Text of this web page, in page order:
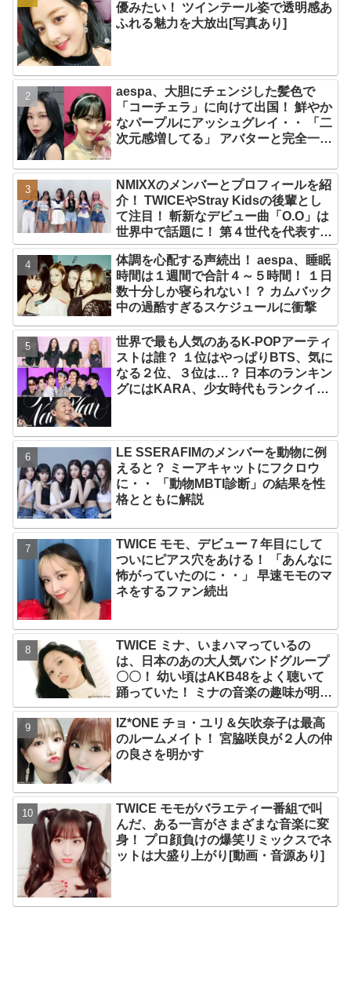
優みたい！ ツインテール姿で透明感あ
ふれる魅力を大放出[写真あり]
aespa、大胆にチェンジした髪色で
「コーチェラ」に向けて出国！ 鮮やか
なパープルにアッシュグレイ・・ 「二
次元感増してる」 アバターと完全一致
NMIXXのメンバーとプロフィールを紹
介！ TWICEやStray Kidsの後輩とし
て注目！ 斬新なデビュー曲「O.O」は
世界中で話題に！ 第４世代を代表する
美女ソリュンをはじめ、全員ビジュア
ルメンバーといわれるその魅力をチェ
ック
体調を心配する声続出！ aespa、睡眠
時間は１週間で合計４～５時間！ １日
数十分しか寝られない！？ カムバック
中の過酷すぎるスケジュールに衝撃
世界で最も人気のあるK-POPアーティ
ストは誰？ １位はやっぱりBTS、気に
なる２位、３位は…？ 日本のランキン
グにはKARA、少女時代もランクイ
LE SSERAFIMのメンバーを動物に例
えると？ ミーアキャットにフクロウ
に・・ 「動物MBTI診断」の結果を性
格とともに解説
TWICE モモ、デビュー７年目にして
ついにピアス穴をあける！ 「あんなに
怖がっていたのに・・」 早速モモのマ
ネをするファン続出
TWICE ミナ、いまハマっているの
は、日本のあの大人気バンドグループ
〇〇！ 幼い頃はAKB48をよく聴いて
踊っていた！ ミナの音楽の趣味が明ら
かに
IZ*ONE チョ・ユリ＆矢吹奈子は最高
のルームメイト！ 宮脇咲良が２人の仲
の良さを明かす
TWICE モモがバラエティー番組で叫
んだ、ある一言がさまざまな音楽に変
身！ プロ顔負けの爆笑リミックスでネ
ットは大盛り上がり[動画・音源あり]